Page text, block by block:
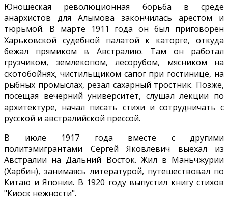
Юношеская революционная борьба в среде
анархистов для Алымова закончилась арестом и
тюрьмой. В марте 1911 года он был приговорён
Харьковской судебной палатой к каторге, откуда
бежал прямиком в Австралию. Там он работал
грузчиком, землекопом, лесорубом, мясником на
скотобойнях, чистильщиком сапог при гостинице, на
рыбных промыслах, резал сахарный тростник. Позже,
посещая вечерний университет, слушал лекции по
архитектуре, начал писать стихи и сотрудничать с
русской и австралийской прессой.
В июле 1917 года вместе с другими
политэмигрантами Сергей Яковлевич выехал из
Австралии на Дальний Восток. Жил в Маньчжурии
(Харбин), занимаясь литературой, путешествовал по
Китаю и Японии. В 1920 году выпустил книгу стихов
"Киоск нежности".